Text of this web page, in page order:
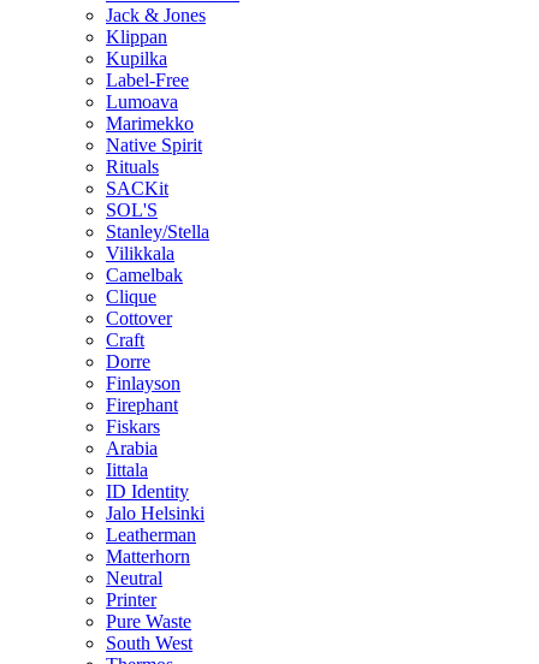
Jack & Jones
Klippan
Kupilka
Label-Free
Lumoava
Marimekko
Native Spirit
Rituals
SACKit
SOL'S
Stanley/Stella
Vilikkala
Camelbak
Clique
Cottover
Craft
Dorre
Finlayson
Firephant
Fiskars
Arabia
Iittala
ID Identity
Jalo Helsinki
Leatherman
Matterhorn
Neutral
Printer
Pure Waste
South West